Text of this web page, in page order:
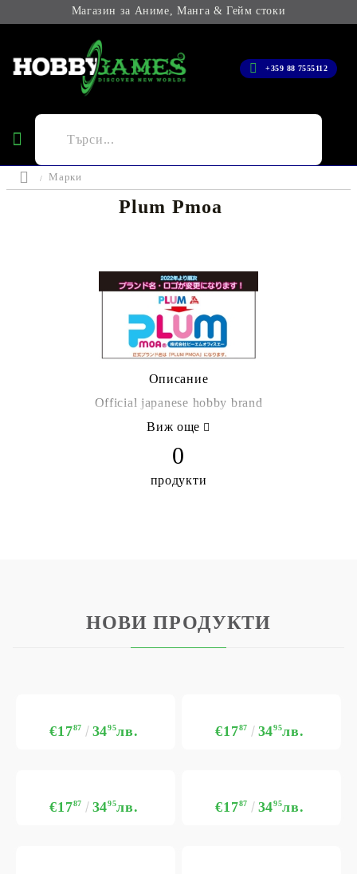
Магазин за Аниме, Манга & Гейм стоки
+359 88 7555112
Марки
Plum Pmoa
Описание
Official japanese hobby brand
Виж още
0
продукти
НОВИ ПРОДУКТИ
€1787 3495лв. €1787 3495лв.
€1787 3495лв. €1787 3495лв.